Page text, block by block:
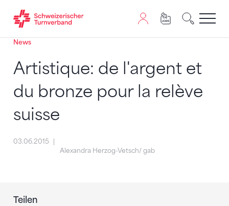
Zum Inhalt springen
Zur Sitemap navigieren
Zum Navigieren dieser Seite wird JavaScript benötigt.
News
Artistique: de l'argent et
du bronze pour la relève
suisse
03.06.2015
Alexandra Herzog-Vetsch/ gab
Teilen